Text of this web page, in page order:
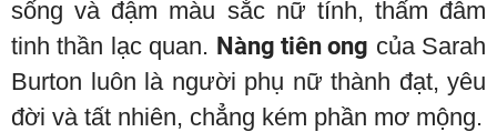
sống và đậm màu sắc nữ tính, thấm đẫm
tinh thần lạc quan. Nàng tiên ong của Sarah
Burton luôn là người phụ nữ thành đạt, yêu
đời và tất nhiên, chẳng kém phần mơ mộng.